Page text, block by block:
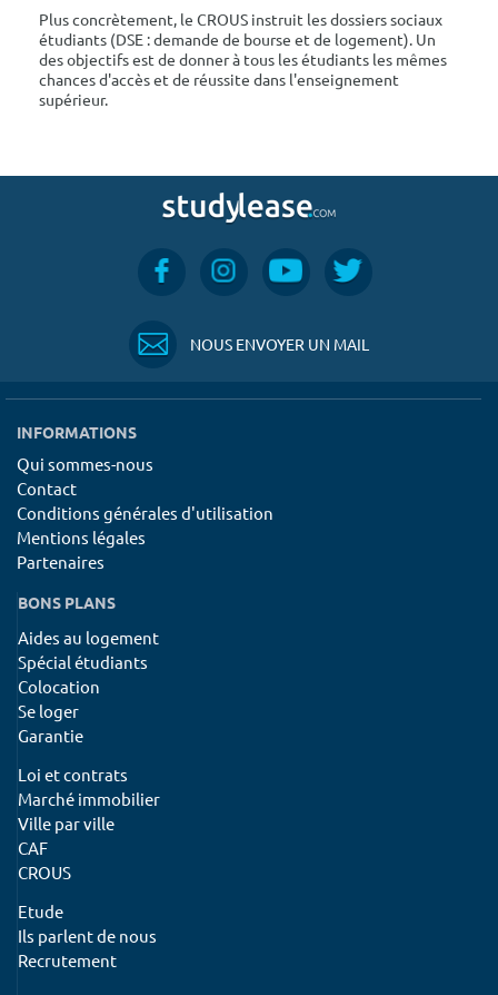
Plus concrètement, le CROUS instruit les dossiers sociaux
étudiants (DSE : demande de bourse et de logement). Un
des objectifs est de donner à tous les étudiants les mêmes
chances d'accès et de réussite dans l'enseignement
supérieur.
NOUS ENVOYER UN MAIL
INFORMATIONS
Qui sommes-nous
Contact
Conditions générales d'utilisation
Mentions légales
Partenaires
BONS PLANS
Aides au logement
Spécial étudiants
Colocation
Se loger
Garantie
Loi et contrats
Marché immobilier
Ville par ville
CAF
CROUS
Etude
Ils parlent de nous
Recrutement